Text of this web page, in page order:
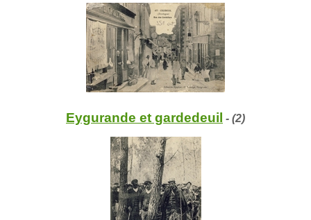
Eygurande et gardedeuil - (2)